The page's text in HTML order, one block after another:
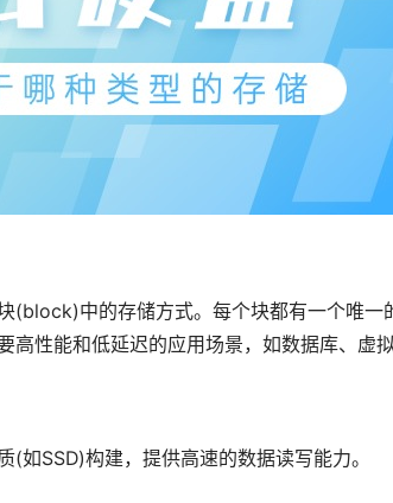
(block)中的存储方式。每个块都有一个唯一
性能和低延迟的应用场景，如数据库、虚拟
如SSD)构建，提供高速的数据读写能力。